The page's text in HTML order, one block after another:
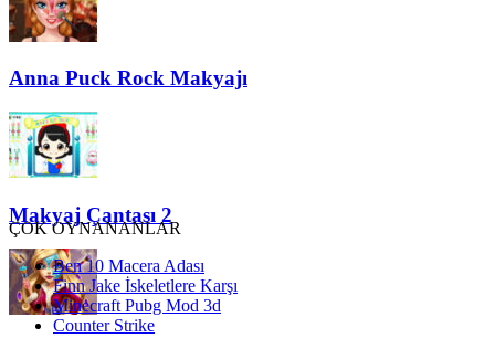
Anna Puck Rock Makyajı
Makyaj Çantası 2
ÇOK OYNANANLAR
Ben 10 Macera Adası
Finn Jake İskeletlere Karşı
Minecraft Pubg Mod 3d
Counter Strike